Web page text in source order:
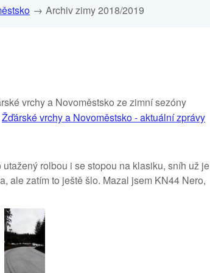
Archiv zimy 2018/2019
vrchy a Novoměstsko ze zimní sezóny
Žďárské vrchy a Novoměstsko - aktuální zprávy
rolbou i se stopou na klasiku, sníh už je
ale zatím to ještě šlo. Mazal jsem KN44 Nero,